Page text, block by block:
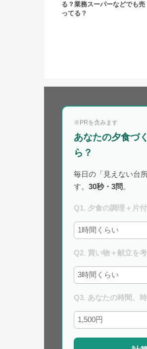
る？業務スーパーなどでも売
ってる？
※PRを含みます
あなたの夕食づ
ら？
毎日の「見えない台
す。 30秒・3問 。
Q1. 夕食の調理＋片
Q2. 買い物＋献立を
Q3. あなたの時間、